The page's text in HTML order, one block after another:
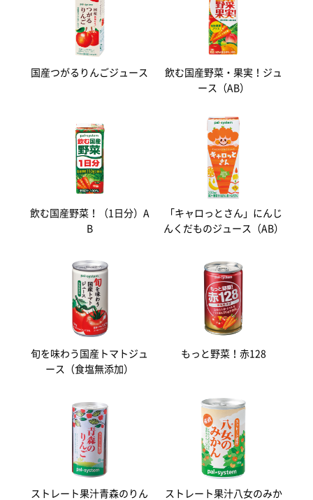
国産つがるりんごジュース
飲む国産野菜・果実！ジュ
ース（AB）
飲む国産野菜！（1日分）A
B
「キャロっとさん」にんじ
んくだものジュース（AB）
旬を味わう国産トマトジュ
ース（食塩無添加）
もっと野菜！赤128
ストレート果汁青森のりん
ストレート果汁八女のみか